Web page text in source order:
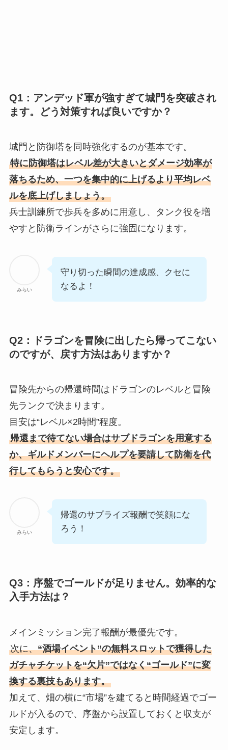
Q1：アンデッド軍が強すぎて城門を突破され
ます。どう対策すれば良いですか？
城門と防御塔を同時強化するのが基本です。
特に防御塔はレベル差が大きいとダメージ効率が
落ちるため、一つを集中的に上げるより平均レベ
ルを底上げしましょう。
兵士訓練所で歩兵を多めに用意し、タンク役を増
やすと防衛ラインがさらに強固になります。
みらい
守り切った瞬間の達成感、クセに
なるよ！
Q2：ドラゴンを冒険に出したら帰ってこない
のですが、戻す方法はありますか？
冒険先からの帰還時間はドラゴンのレベルと冒険
先ランクで決まります。
目安は“レベル×2時間”程度。
帰還まで待てない場合はサブドラゴンを用意する
か、ギルドメンバーにヘルプを要請して防衛を代
行してもらうと安心です。
みらい
帰還のサプライズ報酬で笑顔にな
ろう！
Q3：序盤でゴールドが足りません。効率的な
入手方法は？
メインミッション完了報酬が最優先です。
次に、“酒場イベント”の無料スロットで獲得した
ガチャチケットを“欠片”ではなく“ゴールド”に変
換する裏技もあります。
加えて、畑の横に“市場”を建てると時間経過でゴー
ルドが入るので、序盤から設置しておくと収支が
安定します。